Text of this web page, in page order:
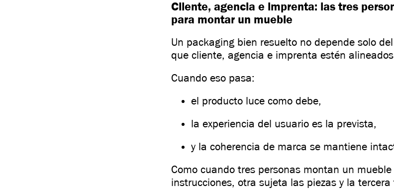
Cliente, agencia e imprenta: las tres
para montar un mueble
Un packaging bien resuelto no depende solo
que cliente, agencia e imprenta estén
Cuando eso pasa:
el producto luce como debe,
la experiencia del usuario es la prevista,
y la coherencia de marca se mantiene
Como cuando tres personas montan un
instrucciones, otra sujeta las piezas y la tercera